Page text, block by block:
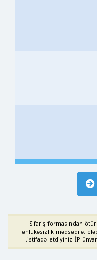
Sifariş formasından
Təhlükəsizlik məqsədilə,
istifadə etdiyiniz İP